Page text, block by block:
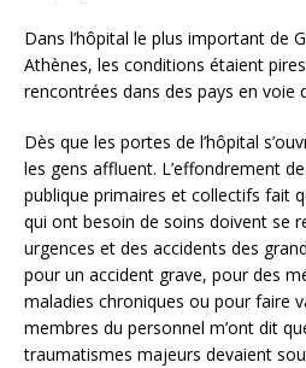
Dans l’hôpital le plus important de
Athènes, les conditions étaient pires
rencontrées dans des pays en voie
Dès que les portes de l’hôpital
les gens affluent. L’effondrement
publique primaires et collectifs fait
qui ont besoin de soins doivent se
urgences et des accidents des
pour un accident grave, pour des
maladies chroniques ou pour faire
membres du personnel m’ont dit
traumatismes majeurs devaient